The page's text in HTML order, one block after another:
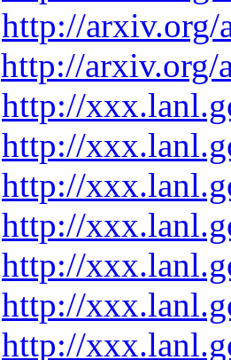
http://arxiv.org/
http://arxiv.org/
http://
http://
http://
http://
http://
http://
http://